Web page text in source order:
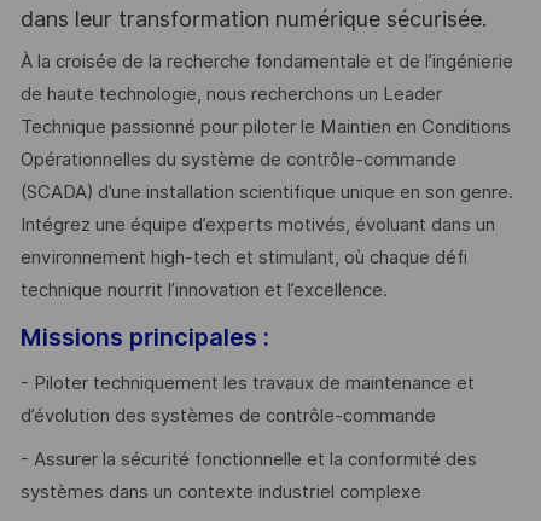
dans leur transformation numérique sécurisée.
À la croisée de la recherche fondamentale et de l’ingénierie
de haute technologie, nous recherchons un Leader
Technique passionné pour piloter le Maintien en Conditions
Opérationnelles du système de contrôle-commande
(SCADA) d’une installation scientifique unique en son genre.
Intégrez une équipe d’experts motivés, évoluant dans un
environnement high-tech et stimulant, où chaque défi
technique nourrit l’innovation et l’excellence.
Missions principales :
- Piloter techniquement les travaux de maintenance et
d’évolution des systèmes de contrôle-commande
- Assurer la sécurité fonctionnelle et la conformité des
systèmes dans un contexte industriel complexe